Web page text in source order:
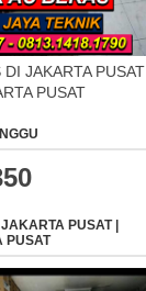
JAKARTA PUSAT
PUSAT
PUSAT |
PUSAT